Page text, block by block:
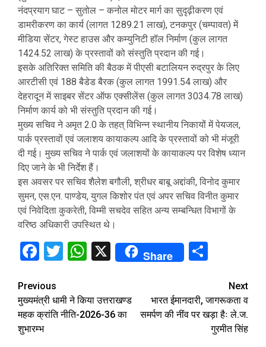
नंदप्रयाग घाट – सुतोल – कनोल मोटर मार्ग का सुदृढ़ीकरण एवं
डामरीकरण का कार्य (लागत 1289.21 लाख), टनकपुर (चम्पावत) में
मीडिया सेंटर, गेस्ट हाउस और कम्युनिटी हॉल निर्माण (कुल लागत
1424.52 लाख) के प्रस्तावों को संस्तुति प्रदान की गई।
इसके अतिरिक्त समिति की बैठक में पीएसी बटालियन रुद्रपुर के लिए
आरटीसी एवं 188 बैडेड बैरक (कुल लागत 1991.54 लाख) और
देहरादून में साइबर सेंटर ऑफ एक्सीलेंस (कुल लागत 3034.78 लाख)
निर्माण कार्य को भी संस्तुति प्रदान की गई।
मुख्य सचिव ने अमृत 2.0 के तहत् विभिन्न स्थानीय निकायों में पेयजल,
पार्क प्रस्तावों एवं जलाशय कायाकल्प आदि के प्रस्तावों को भी मंजूरी
दी गई। मुख्य सचिव ने पार्क एवं जलाशयों के कायाकल्प पर विशेष ध्यान
दिए जाने के भी निर्देश हैं।
इस अवसर पर सचिव शैलेश बगौली, श्रीधर बाबू अद्दांकी, विनोद कुमार
सुमन, एस.एन. पाण्डेय, युगल किशोर पंत एवं अपर सचिव विनीत कुमार
एवं निवेदिता कुकरेती, विम्मी सचदेव सहित अन्य सम्बन्धित विभागों के
वरिष्ठ अधिकारी उपस्थित थे।
Facebook
TwitterWhatsApp
X Share
Continue
Reading
Previous
मुख्यमंत्री धामी ने किया उत्तराखण्ड
महक क्रांति नीति-2026-36 का
शुभारम्भ
Next
भारत ईमानदारी, जागरूकता व
समर्पण की नींव पर खड़ा हैः ले.ज.
गुरमीत सिंह